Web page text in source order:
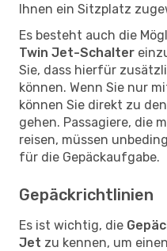
Ihnen ein Sitzplatz
Es besteht auch die
Twin Jet-Schalter
Sie, dass hierfür
können. Wenn Sie nur
können Sie direkt zu
gehen. Passagiere, die
reisen, müssen
für die Gepäckaufgabe.
Gepäckrichtlinien
Es ist wichtig, die
Jet zu kennen, um